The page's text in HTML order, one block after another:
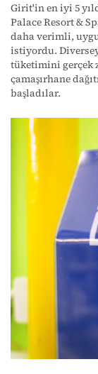
Girit'in en iyi 5
Palace Resort &
daha verimli,
istiyordu.
tüketimini gerçek
çamaşırhane
başladılar.